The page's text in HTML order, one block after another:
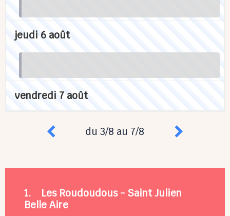
jeudi 6 août
vendredi 7 août
du 3/8 au 7/8
1. Les Roudoudous - Saint Julien
Belle Aire